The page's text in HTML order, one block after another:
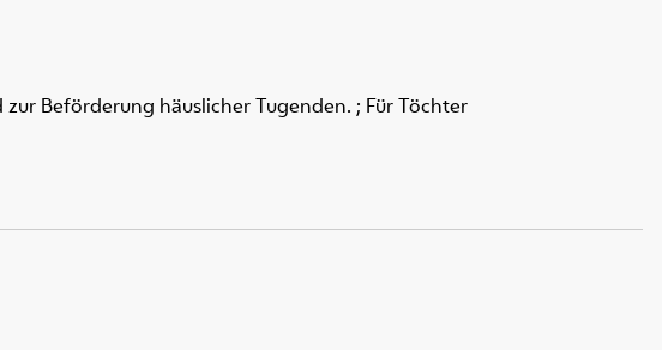
Beförderung häuslicher Tugenden. ; Für Töchter